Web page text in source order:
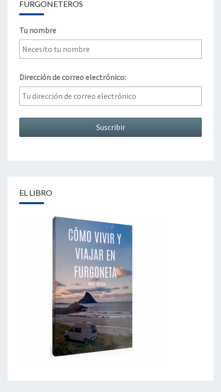
FURGONETEROS
Tu nombre
Dirección de correo electrónico:
EL LIBRO